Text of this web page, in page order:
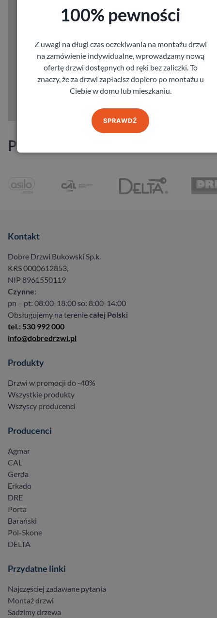
Producenci
Kontakt
Dobre Drzwi Bukowski Sp.k.
KRS 0000612853,
NIP 8961550119
Czynne:
pn – pt: 08:00-18:00 so: 8:00-14:00
Obsługujemy na tereniecałej Polski
tel.: 530 992 000
info@dobredrzwi.pl
Produkty
Drzwi w promocji do -40%
Wszystkie produkty
Wszyscy producenci
Producenci
Agmar
CAL
Gerda
Erkado
DRE
Porta
Barański
Pol-Skone
DELTA
Przydatne linki
Najczęściej zadawane pytania
Montaż drzwi
Sadzimy drzewa
100% pewności
Z uwagi na długi czas oczekiwania na montażu drzwi
na zamówienie indywidualne, wprowadzamy nową
ofertę drzwi dostępnych od ręki bez zaliczki. To
znaczy, że za drzwi zapłacisz dopiero po montażu u
Ciebie w domu lub mieszkaniu.
SPRAWDŹ